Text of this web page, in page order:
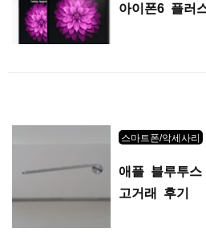
아이폰6 플러
스마트폰/악세사리
애플 블루투
고거래 후기